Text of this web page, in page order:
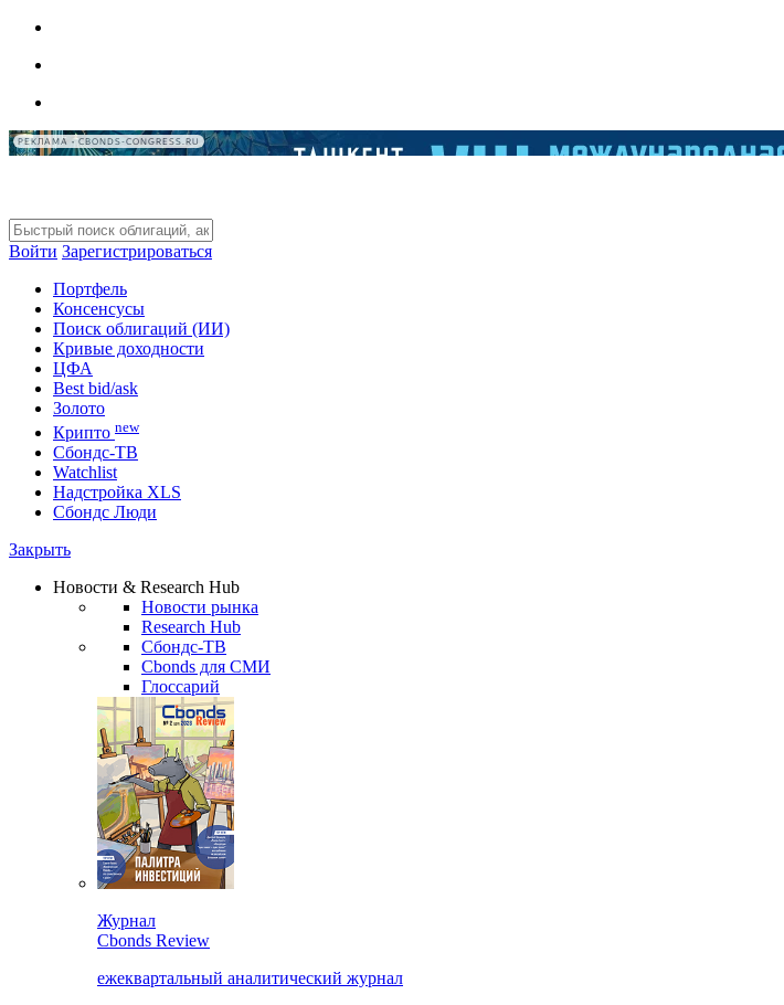
РЕКЛАМА • CBONDS-CONGRESS.RU
Войти Зарегистрироваться
Портфель
Консенсусы
Поиск облигаций (ИИ)
Кривые доходности
ЦФА
Best bid/ask
Золото
Крипто new
Сбондс-ТВ
Watchlist
Надстройка XLS
Сбондс Люди
Закрыть
Новости & Research Hub
Новости рынка
Research Hub
Сбондс-ТВ
Cbonds для СМИ
Глоссарий
Журнал
Cbonds Review
ежеквартальный аналитический журнал